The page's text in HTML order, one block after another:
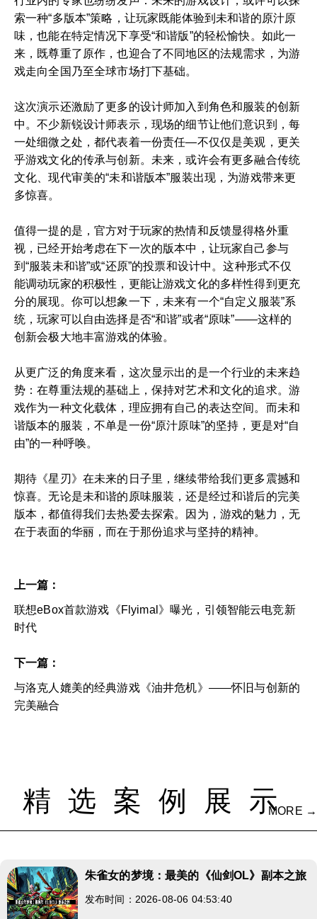
索一种“多版本”策略，让玩家既能体验到未和谐的原汁原
味，也能在特定情况下享受“和谐版”的轻松愉快。如此一
来，既尊重了原作，也迎合了不同地区的法规需求，为游
戏走向全国乃至全球市场打下基础。
这次演示还激励了更多的设计师加入到角色和服装的创新
中。不少新锐设计师表示，现场的细节让他们意识到，每
一处细微之处，都代表着一份责任—不仅仅是美观，更关
乎游戏文化的传承与创新。未来，或许会有更多融合传统
文化、现代审美的“未和谐版本”服装出现，为游戏带来更
多惊喜。
值得一提的是，官方对于玩家的热情和反馈显得格外重
视，已经开始考虑在下一次的版本中，让玩家自己参与
到“服装未和谐”或“还原”的投票和设计中。这种形式不仅
能调动玩家的积极性，更能让游戏文化的多样性得到更充
分的展现。你可以想象一下，未来有一个“自定义服装”系
统，玩家可以自由选择是否“和谐”或者“原味”——这样的
创新会极大地丰富游戏的体验。
从更广泛的角度来看，这次显示出的是一个行业的未来趋
势：在尊重法规的基础上，保持对艺术和文化的追求。游
戏作为一种文化载体，理应拥有自己的表达空间。而未和
谐版本的服装，不单是一份“原汁原味”的坚持，更是对“自
由”的一种呼唤。
期待《星刃》在未来的日子里，继续带给我们更多震撼和
惊喜。无论是未和谐的原味服装，还是经过和谐后的完美
版本，都值得我们去热爱去探索。因为，游戏的魅力，无
在于表面的华丽，而在于那份追求与坚持的精神。
上一篇：
联想eBox首款游戏《Flyimal》曝光，引领智能云电竞新
时代
下一篇：
与洛克人媲美的经典游戏《油井危机》——怀旧与创新的
完美融合
精选案例展示MORE →
朱雀女的梦境：最美的《仙剑OL》副本之旅
发布时间：2026-08-06 04:53:40